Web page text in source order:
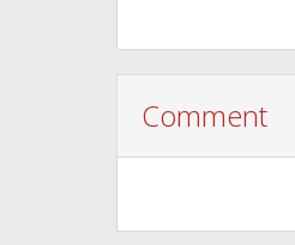
Comment